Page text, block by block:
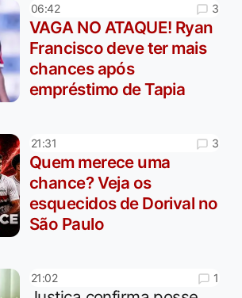
06:42 3
VAGA NO ATAQUE! Ryan
Francisco deve ter mais
chances após
empréstimo de Tapia
21:31 3
Quem merece uma
chance? Veja os
esquecidos de Dorival no
São Paulo
21:02 1